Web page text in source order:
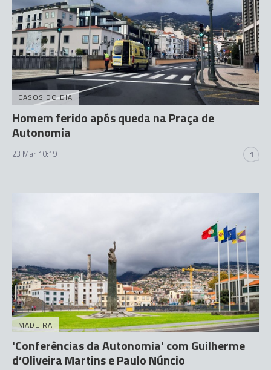
CASOS DO DIA
Homem ferido após queda na Praça de
Autonomia
23 Mar 10:19 1
MADEIRA
'Conferências da Autonomia' com Guilherme
d’Oliveira Martins e Paulo Núncio